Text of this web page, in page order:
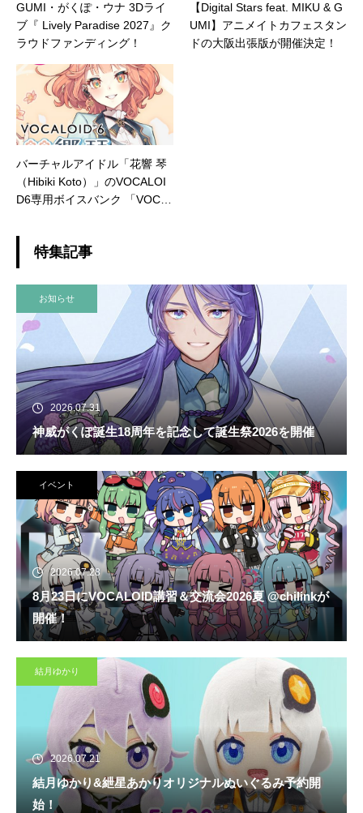
GUMI・がくぽ・ウナ 3Dライ
ブ『 Lively Paradise 2027』ク
ラウドファンディング！
【Digital Stars feat. MIKU & G
UMI】アニメイトカフェスタン
ドの大阪出張版が開催決定！
バーチャルアイドル「花響 琴
（Hibiki Koto）」のVOCALOI
D6専用ボイスバンク 「VOCA
発売決定！
特集記事
お知らせ
2026.07.31
神威がくぽ誕生18周年を記念して誕生祭2026を開催
イベント
2026.07.28
8月23日にVOCALOID講習＆交流会2026夏 @chilinkが
開催！
結月ゆかり
2026.07.21
結月ゆかり&紲星あかりオリジナルぬいぐるみ予約開
始！